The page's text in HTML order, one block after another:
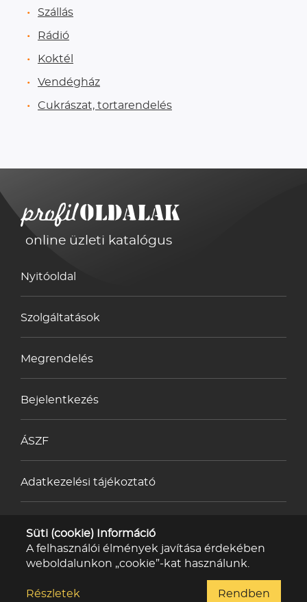
Szállás
Rádió
Koktél
Vendégház
Cukrászat, tortarendelés
online üzleti katalógus
Nyitóoldal
Szolgáltatások
Megrendelés
Bejelentkezés
ÁSZF
Adatkezelési tájékoztató
Kapcsolat
Süti (cookie) Információ
A felhasználói élmények javítása érdekében
weboldalunkon „cookie”-kat használunk.
Részletek Rendben